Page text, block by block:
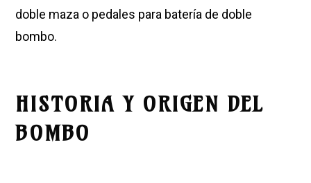
doble maza o pedales para batería de doble
bombo.
HISTORIA Y ORIGEN DEL
BOMBO